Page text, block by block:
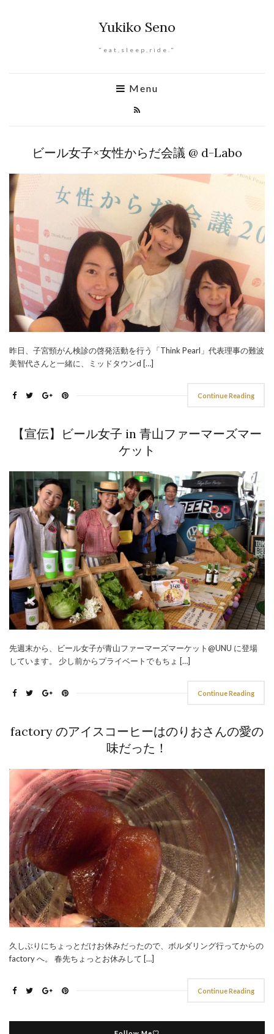
Yukiko Seno
"eat,sleep,ride."
Menu
ビール女子×女性からだ会議 @ d-Labo
昨日、子宮頸がん検診の啓発活動を行う「Think Pearl」代表理事の難波
美智代さんと一緒に、ミッドタウンd […]
Continue Reading
【宣伝】ビール女子 in 青山ファーマーズマー
ケット
先週末から、ビール女子が青山ファーマーズマーケット@UNU に登場
しています。 少し前からプライベートでもちょ […]
Continue Reading
factory のアイスコーヒーはのりおさんの愛の
味だった！
久しぶりにちょっとだけお休みだったので、ボルダリング行ってからの
factory へ。 春先ちょっとお休みして […]
Continue Reading